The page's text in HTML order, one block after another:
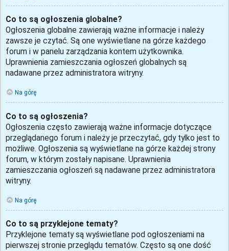
Co to są ogłoszenia globalne?
Ogłoszenia globalne zawierają ważne informacje i należy
zawsze je czytać. Są one wyświetlane na górze każdego
forum i w panelu zarządzania kontem użytkownika.
Uprawnienia zamieszczania ogłoszeń globalnych są
nadawane przez administratora witryny.
Na górę
Co to są ogłoszenia?
Ogłoszenia często zawierają ważne informacje dotyczące
przeglądanego forum i należy je przeczytać, gdy tylko jest to
możliwe. Ogłoszenia są wyświetlane na górze każdej strony
forum, w którym zostały napisane. Uprawnienia
zamieszczania ogłoszeń są nadawane przez administratora
witryny.
Na górę
Co to są przyklejone tematy?
Przyklejone tematy są wyświetlane pod ogłoszeniami na
pierwszej stronie przeglądu tematów. Często są one dość